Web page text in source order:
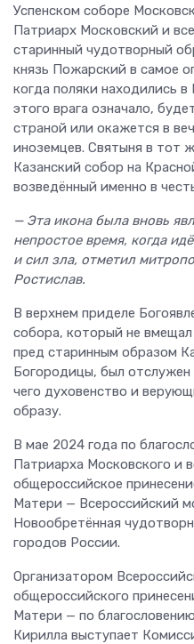
Успенском соборе
Патриарх Московский и
старинный чудотворный
князь Пожарский в самое
когда поляки находились
этого врага означало,
страной или окажется в
иноземцев. Святыня в тот
Казанский собор на
возведённый именно в
— Эта икона была вновь
непростое время, когда
и сил зла, отметил
Ростислав.
В верхнем приделе
собора, который не
пред старинным образом
Богородицы, был
чего духовенство и
образу.
В мае 2024 года по
Патриарха Московского и
общероссийское
Матери — Всероссийский
Новообретённая
городов России.
Организатором
общероссийского
Матери — по
Кирилла выступает